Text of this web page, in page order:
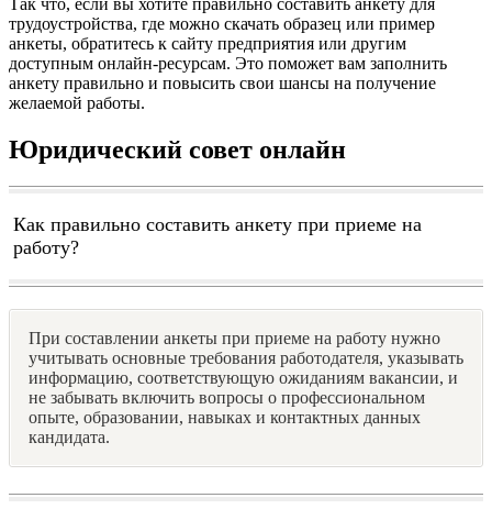
трудоустройства, где можно скачать образец или пример
анкеты, обратитесь к сайту предприятия или другим
доступным онлайн-ресурсам. Это поможет вам заполнить
анкету правильно и повысить свои шансы на получение
желаемой работы.
Юридический совет онлайн
Как правильно составить анкету при приеме на
работу?
При составлении анкеты при приеме на работу нужно
учитывать основные требования работодателя, указывать
информацию, соответствующую ожиданиям вакансии, и
не забывать включить вопросы о профессиональном
опыте, образовании, навыках и контактных данных
кандидата.